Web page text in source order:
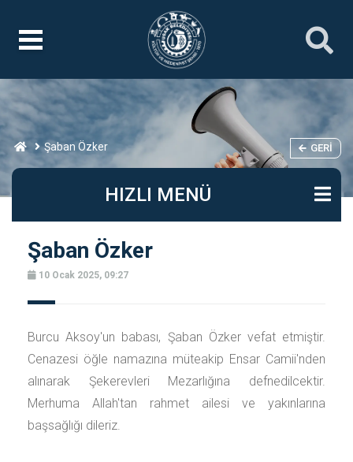
Şaban Özker GERI
HIZLI MENÜ
Şaban Özker
10 Ocak 2025, 09:27
Burcu Aksoy'un babası, Şaban Özker vefat etmiştir.
Cenazesi öğle namazına müteakip Ensar Camii'nden
alınarak Şekerevleri Mezarlığına defnedilcektir.
Merhuma Allah'tan rahmet ailesi ve yakınlarına
başsağlığı dileriz.